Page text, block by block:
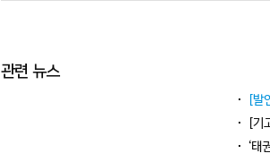
관련 뉴스
[발
[기
‘태